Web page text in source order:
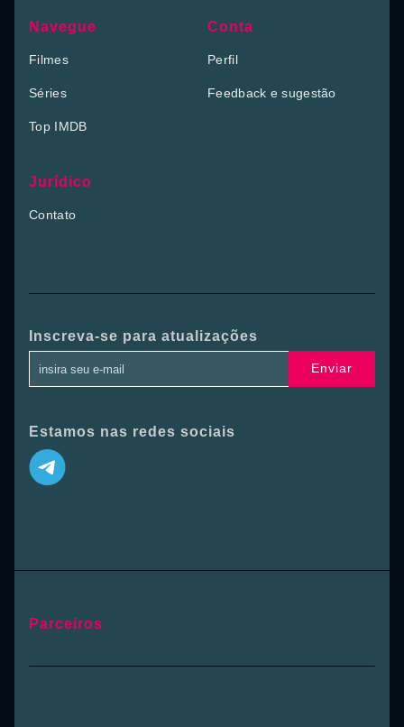
Navegue
Filmes
Séries
Top IMDB
Conta
Perfil
Feedback e sugestão
Jurídico
Contato
Inscreva-se para atualizações
Enviar
Estamos nas redes sociais
Parceiros